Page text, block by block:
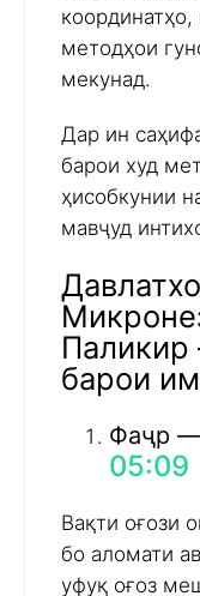
методҳои
мекунад.
Дар ин
барои худ
ҳисобкунии
мавҷуд
Паликир
барои
Фаҷр —
05:09
Вақти оғози
бо аломати
уфуқ оғоз